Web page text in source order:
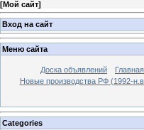
[Мой сайт]
Вход на сайт
Меню сайта
Доска объявлений
Новые производства РФ (1992-
Categories